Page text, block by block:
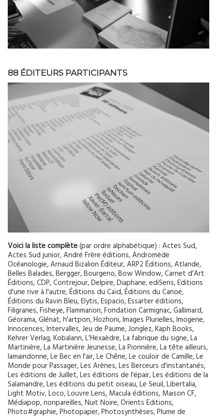
88 ÉDITEURS PARTICIPANTS
Voici la liste complète(par ordre alphabétique) : Actes Sud,
Actes Sud junior, André Frère éditions, Andromède
Océanologie, Arnaud Bizalion Éditeur, ARP2 Éditions, Atlande,
Belles Balades, Bergger, Bourgeno, Bow Window, Carnet d'Art
Éditions, CDP, Contrejour, Delpire, Diaphane, ediSens, Editions
d'une rive à l'autre, Éditions du Caïd, Éditions du Canoë,
Éditions du Ravin Bleu, Elytis, Espacio, Essarter éditions,
Filigranes, Fisheye, Flammarion, Fondation Carmignac, Gallimard,
Géorama, Glénat, h'artpon, Hozhoni, Images Plurielles, Imogene,
Innocences, Intervalles, Jeu de Paume, Jonglez, Kaph Books,
Kehrer Verlag, Kobalann, L'Hexaèdre, La fabrique du signe, La
Martinière, La Martinière Jeunesse, La Pionnière, La tête ailleurs,
lamaindonne, Le Bec en l'air, Le Chêne, Le couloir de Camille, Le
Monde pour Passager, Les Arènes, Les Berceurs d'instantanés,
Les éditions de Juillet, Les éditions de l'épair, Les éditions de la
Salamandre, Les éditions du petit oiseau, Le Seuil, Libertalia,
Light Motiv, Loco, Louvre Lens, Macula éditions, Maison CF,
Médiapop, nonpareilles, Nuit Noire, Orients Editions,
Photo#graphie, Photopaper, Photosynthèses, Plume de